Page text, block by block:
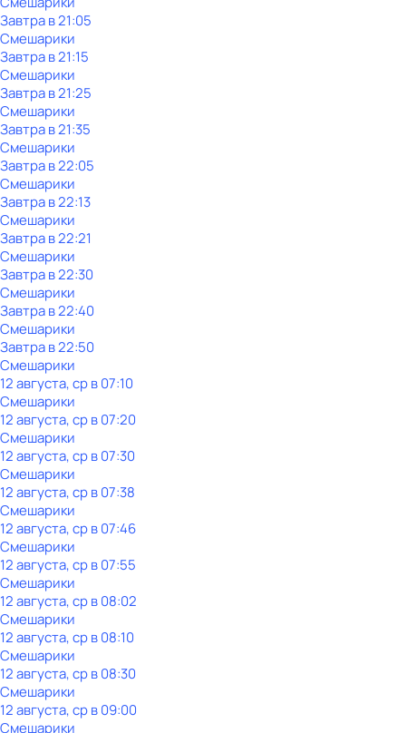
Завтра в 21:05
Смешарики
Завтра в 21:15
Смешарики
Завтра в 21:25
Смешарики
Завтра в 21:35
Смешарики
Завтра в 22:05
Смешарики
Завтра в 22:13
Смешарики
Завтра в 22:21
Смешарики
Завтра в 22:30
Смешарики
Завтра в 22:40
Смешарики
Завтра в 22:50
Смешарики
12 августа, ср в 07:10
Смешарики
12 августа, ср в 07:20
Смешарики
12 августа, ср в 07:30
Смешарики
12 августа, ср в 07:38
Смешарики
12 августа, ср в 07:46
Смешарики
12 августа, ср в 07:55
Смешарики
12 августа, ср в 08:02
Смешарики
12 августа, ср в 08:10
Смешарики
12 августа, ср в 08:30
Смешарики
12 августа, ср в 09:00
Смешарики